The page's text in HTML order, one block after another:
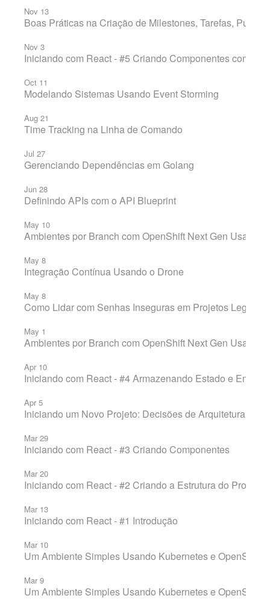
Nov 13
Boas Práticas na Criação de Milestones, Tarefas, Pull
Nov 3
Iniciando com React - #5 Criando Componentes com
Oct 11
Modelando Sistemas Usando Event Storming
Aug 21
Time Tracking na Linha de Comando
Jul 27
Gerenciando Dependências em Golang
Jun 28
Definindo APIs com o API Blueprint
May 10
Ambientes por Branch com OpenShift Next Gen Usando
May 8
Integração Contínua Usando o Drone
May 8
Como Lidar com Senhas Inseguras em Projetos Legados
May 1
Ambientes por Branch com OpenShift Next Gen Usando
Apr 10
Iniciando com React - #4 Armazenando Estado e
Apr 5
Iniciando um Novo Projeto: Decisões de Arquitetura
Mar 29
Iniciando com React - #3 Criando Componentes
Mar 20
Iniciando com React - #2 Criando a Estrutura do Projeto
Mar 13
Iniciando com React - #1 Introdução
Mar 10
Um Ambiente Simples Usando Kubernetes e OpenShift
Mar 9
Um Ambiente Simples Usando Kubernetes e OpenShift